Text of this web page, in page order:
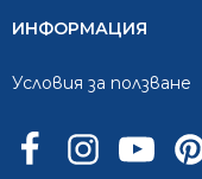
ИНФОРМАЦИЯ
Условия за ползване